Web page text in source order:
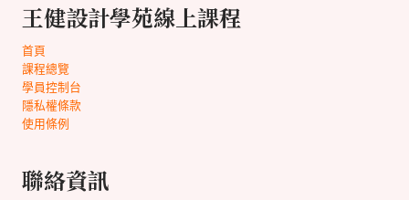
王健設計學苑線上課程
首頁
課程總覽
學員控制台
隱私權條款
使用條例
聯絡資訊